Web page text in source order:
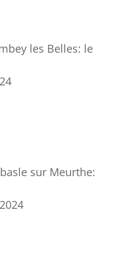
les Belles: le
sur Meurthe: